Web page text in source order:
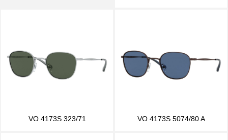
VO 4173S 323/71 VO 4173S 5074/80 A